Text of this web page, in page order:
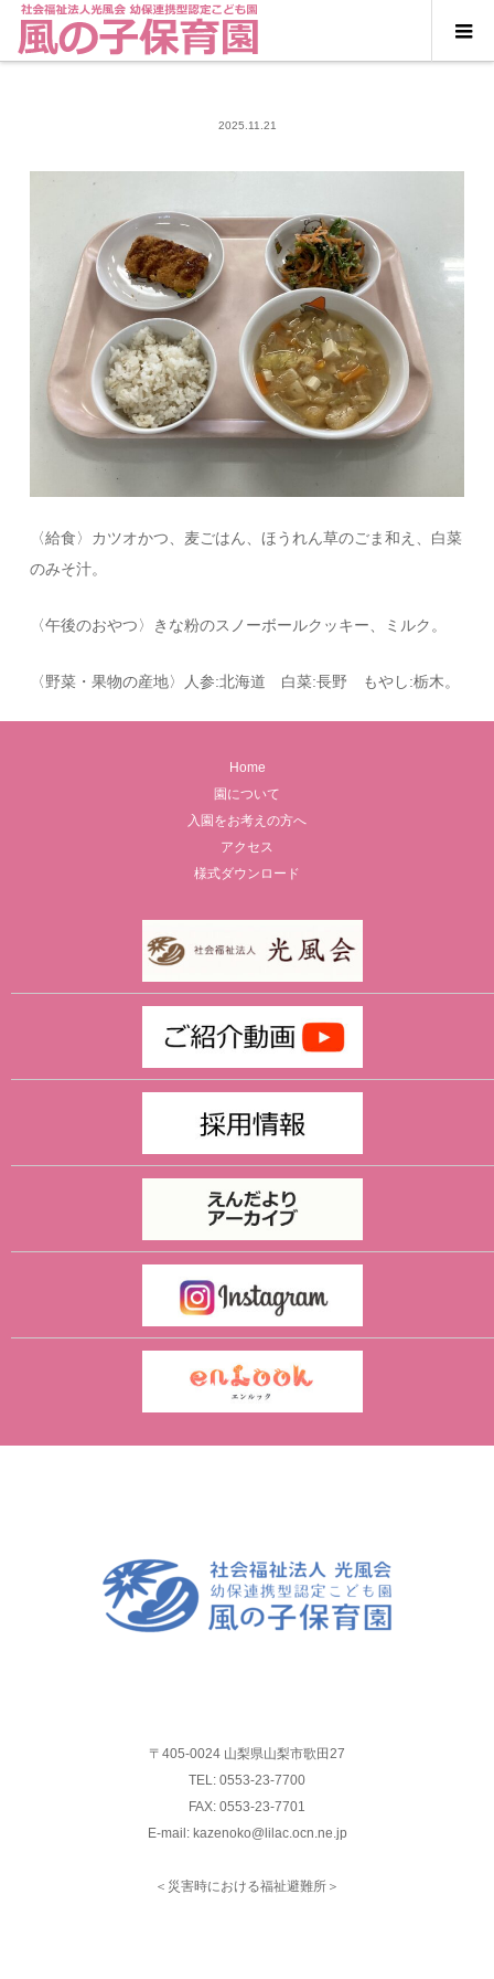
2025.11.21
〈給食〉カツオかつ、麦ごはん、ほうれん草のごま和え、白菜
のみそ汁。
〈午後のおやつ〉きな粉のスノーボールクッキー、ミルク。
〈野菜・果物の産地〉人参:北海道 白菜:長野 もやし:栃木。
Home
園について
入園をお考えの方へ
アクセス
様式ダウンロード
〒405-0024 山梨県山梨市歌田27
TEL: 0553-23-7700
FAX: 0553-23-7701
E-mail: kazenoko@lilac.ocn.ne.jp
＜災害時における福祉避難所＞